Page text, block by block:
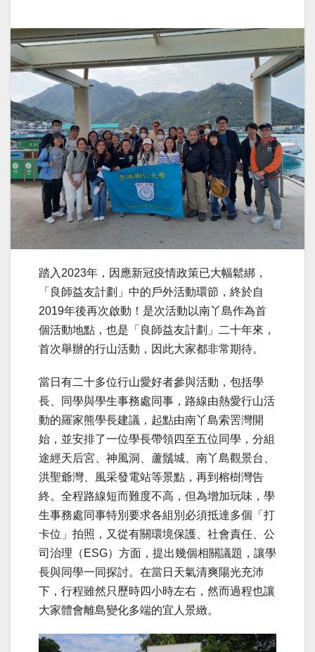
踏入2023年，因應新冠疫情政策已大幅鬆綁，
「良師益友計劃」中的戶外活動環節，終於自
2019年後再次啟動！是次活動以南丫島作為首
個活動地點，也是「良師益友計劃」二十年來，
首次舉辦的行山活動，因此大家都非常期待。
當日有二十多位行山愛好者參與活動，包括學
長、同學與學生事務處同事，路線由熱愛行山活
動的羅家熊學長建議，起點由南丫島索罟灣開
始，並安排了一位學長帶領四至五位同學，分組
途經天后宮、神風洞、蘆鬚城、南丫島觀景台、
洪聖爺灣、風采發電站等景點，再到榕樹灣告
終。全程路線短而難度不高，但為增加玩味，學
生事務處同事特別要求各組別必須抵達多個「打
卡位」拍照，又從有關環境保護、社會責任、公
司治理（ESG）方面，提出幾個相關議題，讓學
長與同學一同探討。在當日天氣清爽陽光充沛
下，行程雖然只歷時四小時左右，然而過程也讓
大家體會離島變化多端的宜人景緻。